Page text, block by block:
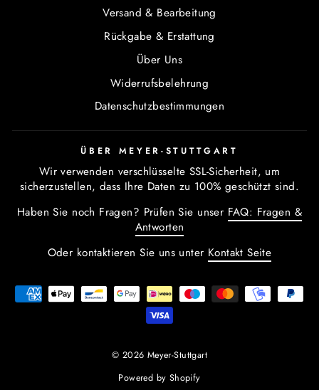
Versand & Bearbeitung
Rückgabe & Erstattung
Über Uns
Widerrufsbelehrung
Datenschutzbestimmungen
ÜBER MEYER-STUTTGART
Wir verwenden verschlüsselte SSL-Sicherheit, um
sicherzustellen, dass Ihre Daten zu 100% geschützt sind.
Haben Sie noch Fragen? Prüfen Sie unser FAQ: Fragen &
Antworten
Oder kontaktieren Sie uns unter Kontakt Seite
© 2026 Meyer-Stuttgart
Powered by Shopify